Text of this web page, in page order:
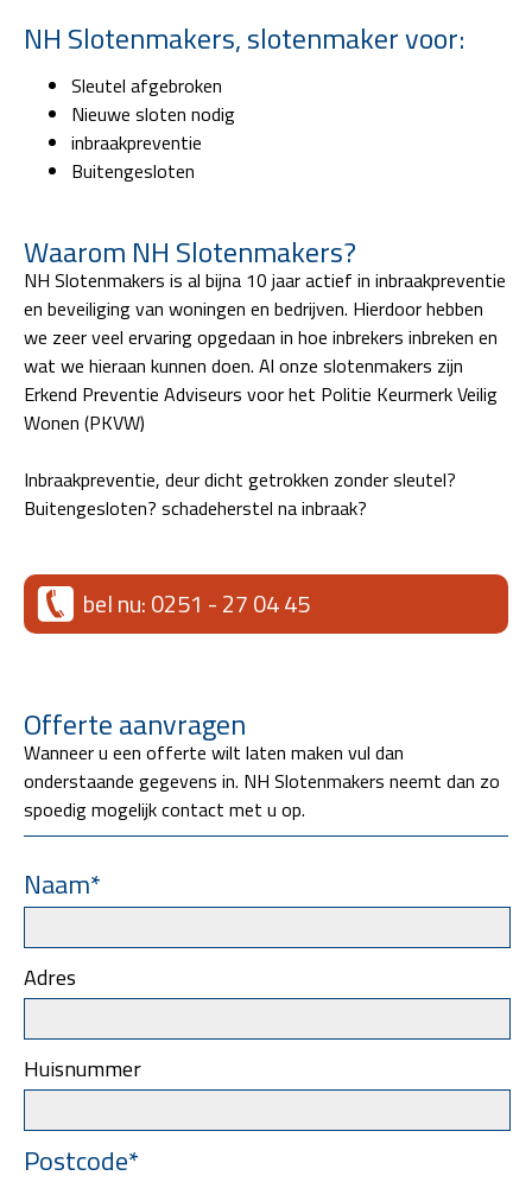
NH Slotenmakers, slotenmaker voor:
Sleutel afgebroken
Nieuwe sloten nodig
inbraakpreventie
Buitengesloten
Waarom NH Slotenmakers?
NH Slotenmakers is al bijna 10 jaar actief in inbraakpreventie
en beveiliging van woningen en bedrijven. Hierdoor hebben
we zeer veel ervaring opgedaan in hoe inbrekers inbreken en
wat we hieraan kunnen doen. Al onze slotenmakers zijn
Erkend Preventie Adviseurs voor het Politie Keurmerk Veilig
Wonen (PKVW)
Inbraakpreventie, deur dicht getrokken zonder sleutel?
Buitengesloten? schadeherstel na inbraak?
bel nu: 0251 - 27 04 45
Offerte aanvragen
Wanneer u een offerte wilt laten maken vul dan
onderstaande gegevens in. NH Slotenmakers neemt dan zo
spoedig mogelijk contact met u op.
Naam*
Adres
Huisnummer
Postcode*